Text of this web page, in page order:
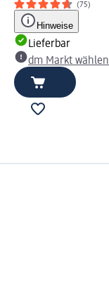
(75)
Hinweise
Lieferbar
dm Markt wählen